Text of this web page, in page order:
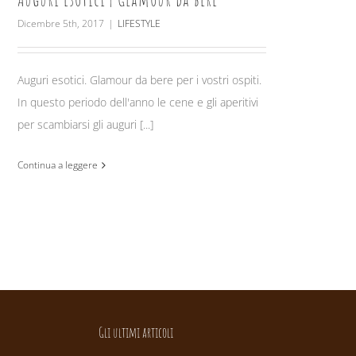
Dicembre 5th, 2017 | LIFESTYLE
Auguri esotici. Glamour da bere per i vostri ospiti.
In questo periodo dell'anno le cene e gli aperitivi
per scambiarsi gli auguri [...]
Continua a leggere
Gli ultimi articoli